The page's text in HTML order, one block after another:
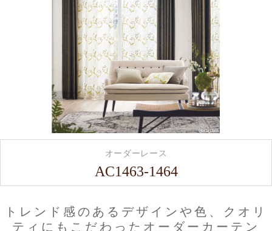
トレンド感のあるデザインや色、クオリ
ティにもこだわったオーダーカーテン
オーダーレース
AC1463-1464